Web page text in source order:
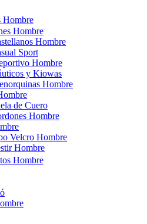
Hombre
Hombre
Hombre
Sport
Hombre
y Kiowas
Hombre
de Cuero
Hombre
Velcro Hombre
Hombre
Hombre